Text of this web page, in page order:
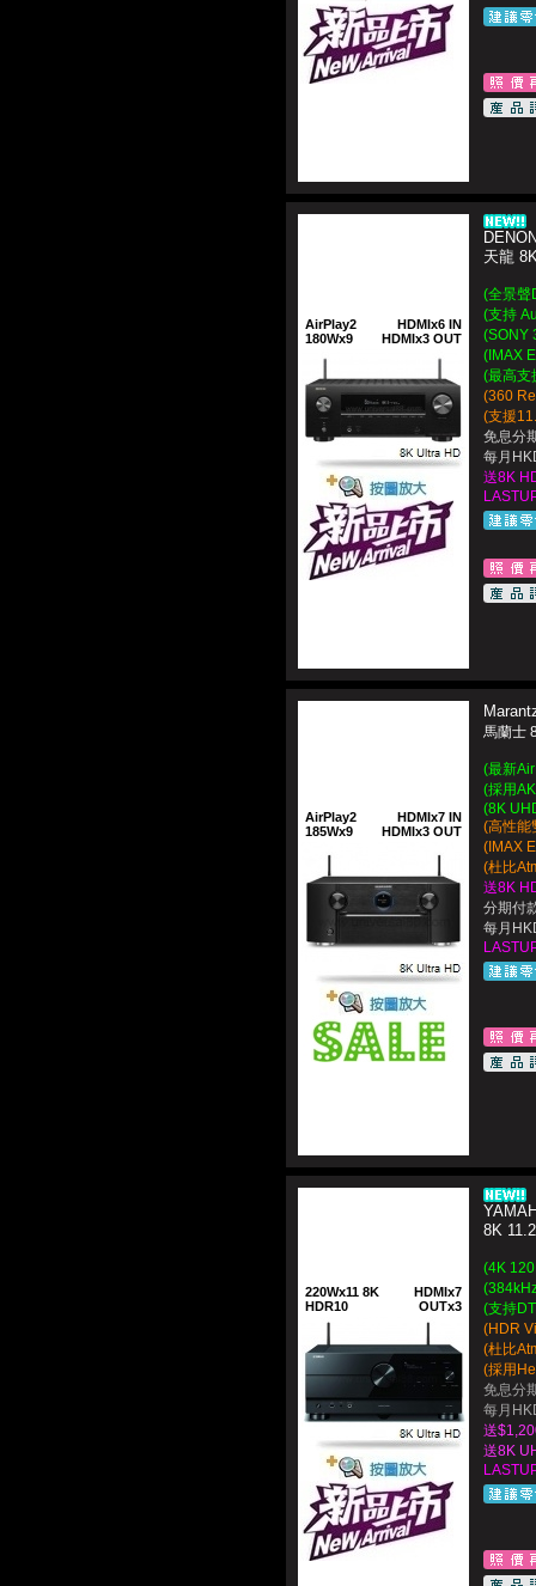
AirPlay2
180Wx9
HDMIx6 IN
HDMIx3 OUT
天龍
(全景聲
(支持
(SONY
(IMAX
(最高支
(360
(支援
免息分
每月
送8K
AirPlay2
185Wx9
HDMIx7 IN
HDMIx3 OUT
馬蘭士
(最新
(採用
(8K
(高性能
(IMAX
(杜比
送8K
分期付
每月
220Wx11 8K
HDR10
HDMIx7
OUTx3
8K
(4K
(支持
(HDR
(杜比
(採用
免息分
每月
送
送8K